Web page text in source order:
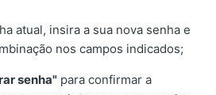
atual, insira a sua nova senha e
nos campos indicados;
senha" para confirmar a